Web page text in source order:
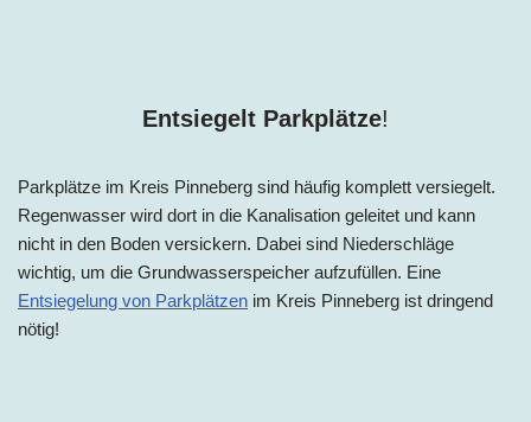
Entsiegelt Parkplätze!
Parkplätze im Kreis Pinneberg sind häufig komplett versiegelt.
Regenwasser wird dort in die Kanalisation geleitet und kann
nicht in den Boden versickern. Dabei sind Niederschläge
wichtig, um die Grundwasserspeicher aufzufüllen. Eine
Entsiegelung von Parkplätzen im Kreis Pinneberg ist dringend
nötig!